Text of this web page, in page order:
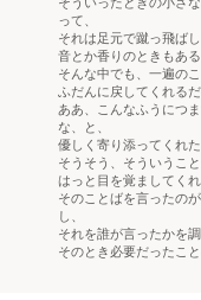
って、
それは足元で蹴っ飛ば
音とか香りのときもある
そんな中でも、一遍の
ふだんに戻してくれるだ
ああ、こんなふうにつ
な、と、
優しく寄り添ってくれた
そうそう、そういうこ
はっと目を覚ましてく
そのことばを言ったの
し、
それを誰が言ったかを
そのとき必要だったこ